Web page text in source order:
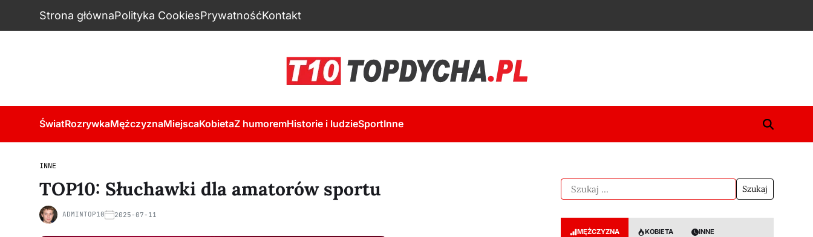
Strona głównaPolityka CookiesPrywatnośćKontakt
ŚwiatRozrywkaMężczyznaMiejscaKobietaZ humoremHistorie i ludzieSportInne
INNE
TOP10: Słuchawki dla amatorów sportu
ADMINTOP10 2025-07-11
MĘŻCZYZNA KOBIETA INNE